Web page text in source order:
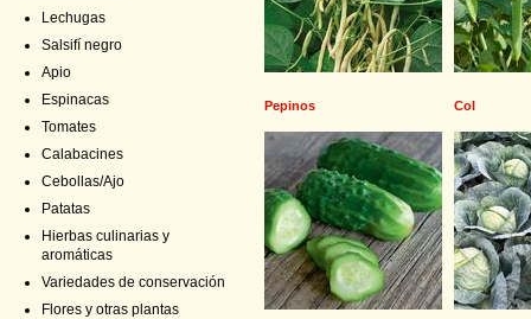
Lechugas
Salsifí negro
Apio
Espinacas
Tomates
Calabacines
Cebollas/Ajo
Patatas
Hierbas culinarias y
aromáticas
Variedades de conservación
Flores y otras plantas
Pepinos Col